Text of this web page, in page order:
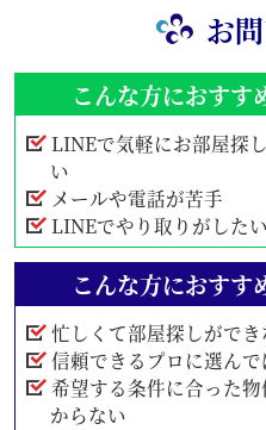
お
こんな方におすす
LINEで気軽にお部屋探
い
メールや電話が苦手
LINEでやり取りがしたい
こんな方におすす
忙しくて部屋探しができ
信頼できるプロに選んで
希望する条件に合った物
からない